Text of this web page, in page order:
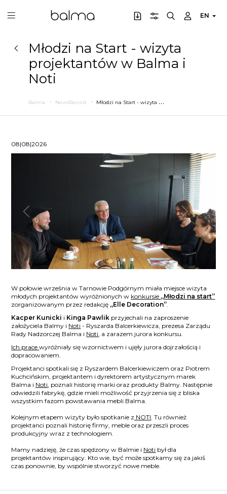
EN
Młodzi na Start - wizyta
projektantów w Balma i
Noti
Balma NewsRecord M
łodzi na Start - wizyta projektantów w Balma i Noti
08|08|2026
Previous Next
W połowie września w Tarnowie Podgórnym miała miejsce wizyta
młodych projektantów wyróżnionych w konkursie „Młodzi na start”
zorganizowanym przez redakcję „Elle Decoration”.
Kacper Kunicki i Kinga Pawlik przyjechali na zaproszenie
założyciela Balmy i Noti - Ryszarda Balcerkiewicza, prezesa Zarządu
Rady Nadzorczej Balma i Noti, a zarazem jurora konkursu.
Ich pracewyróżniały się wzornictwem i ujęły jurora dojrzałością i
dopracowaniem.
Projektanci spotkali się z Ryszardem Balcerkiewiczem oraz Piotrem
Kuchcińskim, projektantem i dyrektorem artystycznym marek
Balma i Noti, poznali historię marki oraz produkty Balmy. Następnie
odwiedzili fabrykę, gdzie mieli możliwość przyjrzenia się z bliska
wszystkim fazom powstawania mebli Balma.
Kolejnym etapem wizyty było spotkanie z NOTI. Tu również
projektanci poznali historię firmy, meble oraz przeszli proces
produkcyjny wraz z technologiem.
Mamy nadzieję, że czas spędzony w Balmie i Noti był dla
projektantów inspirujący. Kto wie, być może spotkamy się za jakiś
czas ponownie, by wspólnie stworzyć nowe meble.